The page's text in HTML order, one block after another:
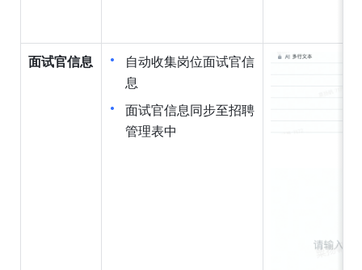
面试官信息
自动收集岗位面试官信
息
面试官信息同步至招聘
管理表中